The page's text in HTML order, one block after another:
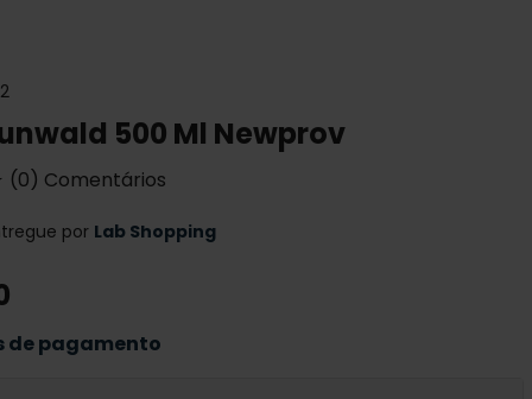
500 Ml Newprov
(0)
por Lab Shopping
de pagamento